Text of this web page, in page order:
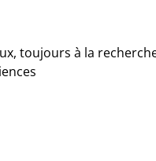
toujours à la